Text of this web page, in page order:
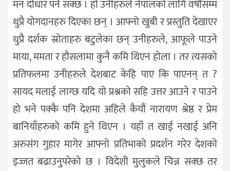
मन दोधार पर्न सक्छ । हो उनीहरुले नेपालको लागि वर्षौंसम्म
थुप्रै योगदानहरु दिएका छन् । आफ्नो खुबी र प्रस्तुति देखाएर
थुप्रै दर्शक स्रोताहरु बटुलेका छन् उनीहरुले, आफूले पाउने
माया, ममता र हौसलामा कुनै कमि थिएन होला । तर त्यसको
प्रतिफलमा उनीहरुले देशबाट केहि पाए कि पाएनन् त ?
सायद मलाई लाग्छ यदि यो प्रश्नको सहि उत्तर आउने र पाउने
हो भने पक्कै पनि देशमा अहिले कैयौं नारायण श्रेष्ठ र प्रेम
बानियाँहरुको कमि हुने थिएन । यहाँ त खाई नखाई अनि
अरुसंग गुहार मागेर आफ्नो प्रतिभाको प्रदर्शन गरेर देशको
इज्जत बढाउनुपरेको छ । विदेशी मुलुकले चिन्न सक्छ तर